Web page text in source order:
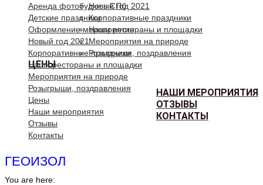
Новый год 2021
Корпоративные праздники
Наши рестораны и площадки
Мероприятия на природе
Розыгрыши, поздравления
ЦЕНЫ
НАШИ МЕРОПРИЯТИЯ
ОТЗЫВЫ
КОНТАКТЫ
Аренда фотобудки в СПб
Детские праздники
Оформление мероприятия
Новый год 2021
Корпоративные праздники
Наши рестораны и площадки
Мероприятия на природе
Розыгрыши, поздравления
Цены
Наши мероприятия
Отзывы
Контакты
ГЕОИЗОЛ
You are here: